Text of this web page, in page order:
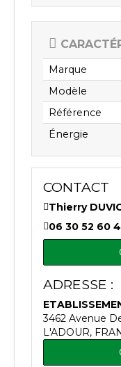
Marque
Modèle
Référence
Énergie
CONTACT
Thierry
06 30 52 60
ADRESSE :
3462 Avenue
L'ADOUR,